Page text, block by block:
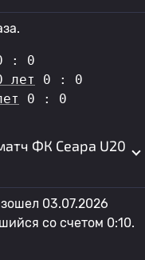
: 0
лет
0 : 0
0 : 0
ФК Сеара U20
03.07.2026
со счетом 0:10.